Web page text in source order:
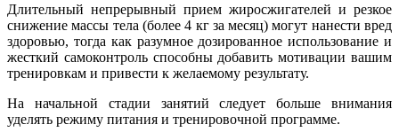
Длительный непрерывный прием жиросжигателей и резкое
снижение массы тела (более 4 кг за месяц) могут нанести вред
здоровью, тогда как разумное дозированное использование и
жесткий самоконтроль способны добавить мотивации вашим
тренировкам и привести к желаемому результату.
На начальной стадии занятий следует больше внимания
уделять режиму питания и тренировочной программе.